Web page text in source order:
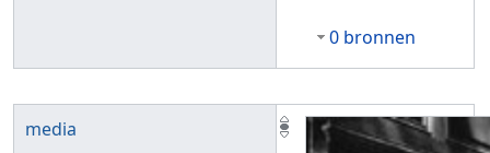
0 bronnen
media